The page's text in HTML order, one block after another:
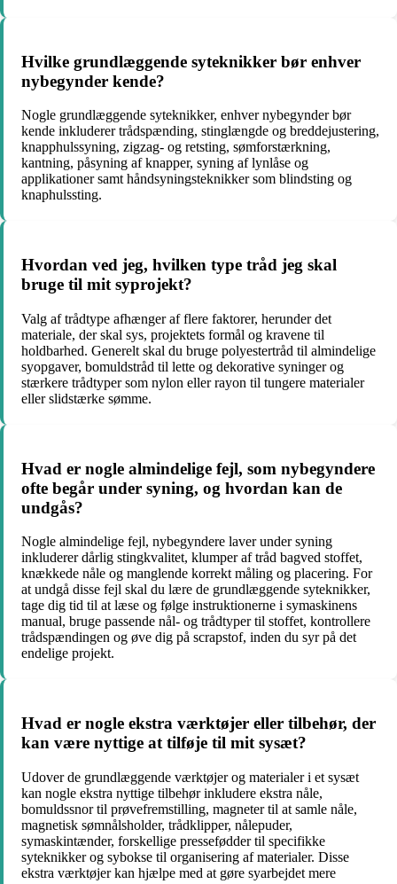
Hvilke grundlæggende syteknikker bør enhver
nybegynder kende?
Nogle grundlæggende syteknikker, enhver nybegynder bør
kende inkluderer trådspænding, stinglængde og breddejustering,
knapphulssyning, zigzag- og retsting, sømforstærkning,
kantning, påsyning af knapper, syning af lynlåse og
applikationer samt håndsyningsteknikker som blindsting og
knaphulssting.
Hvordan ved jeg, hvilken type tråd jeg skal
bruge til mit syprojekt?
Valg af trådtype afhænger af flere faktorer, herunder det
materiale, der skal sys, projektets formål og kravene til
holdbarhed. Generelt skal du bruge polyestertråd til almindelige
syopgaver, bomuldstråd til lette og dekorative syninger og
stærkere trådtyper som nylon eller rayon til tungere materialer
eller slidstærke sømme.
Hvad er nogle almindelige fejl, som nybegyndere
ofte begår under syning, og hvordan kan de
undgås?
Nogle almindelige fejl, nybegyndere laver under syning
inkluderer dårlig stingkvalitet, klumper af tråd bagved stoffet,
knækkede nåle og manglende korrekt måling og placering. For
at undgå disse fejl skal du lære de grundlæggende syteknikker,
tage dig tid til at læse og følge instruktionerne i symaskinens
manual, bruge passende nål- og trådtyper til stoffet, kontrollere
trådspændingen og øve dig på scrapstof, inden du syr på det
endelige projekt.
Hvad er nogle ekstra værktøjer eller tilbehør, der
kan være nyttige at tilføje til mit sysæt?
Udover de grundlæggende værktøjer og materialer i et sysæt
kan nogle ekstra nyttige tilbehør inkludere ekstra nåle,
bomuldssnor til prøvefremstilling, magneter til at samle nåle,
magnetisk sømnålsholder, trådklipper, nålepuder,
symaskintænder, forskellige pressefødder til specifikke
syteknikker og sybokse til organisering af materialer. Disse
ekstra værktøjer kan hjælpe med at gøre syarbejdet mere